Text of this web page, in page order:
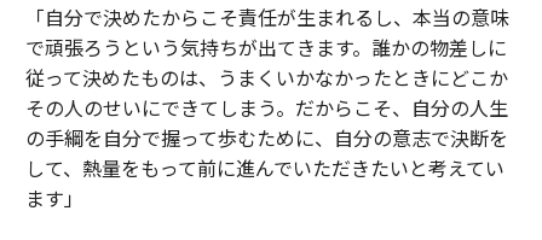
「自分で決めたからこそ責任が生まれるし、本当の意味
で頑張ろうという気持ちが出てきます。誰かの物差しに
従って決めたものは、うまくいかなかったときにどこか
その人のせいにできてしまう。だからこそ、自分の人生
の手綱を自分で握って歩むために、自分の意志で決断を
して、熱量をもって前に進んでいただきたいと考えてい
ます」